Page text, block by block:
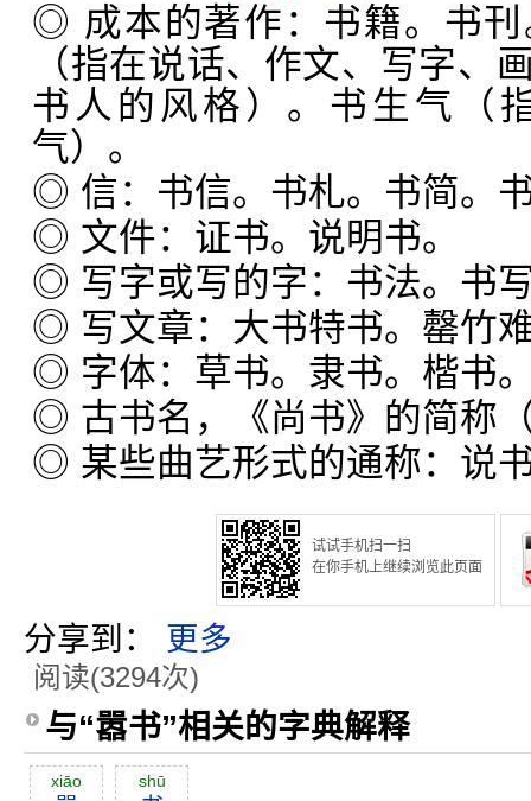
◎ 成本的著作：书籍。书
（指在说话、作文、写字、
书人的风格）。书生气（
气）。
◎ 信：书信。书札。书简。
◎ 文件：证书。说明书。
◎ 写字或写的字：书法。书
◎ 写文章：大书特书。罄竹
◎ 字体：草书。隶书。楷书
◎ 古书名，《尚书》的简称
◎ 某些曲艺形式的通称：说
试试手机扫一扫
在你手机上继续浏览此页面
分享到： 更多
阅读(3294次)
与“嚣书”相关的字典解释
xiāo shū